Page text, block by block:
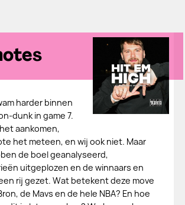
harder binnen
dunk in game 7.
aankomen,
het meteen, en wij ook niet. Maar
de boel geanalyseerd,
uitgeplozen en de winnaars en
rij gezet. Wat betekent deze move
de Mavs en de hele NBA? En hoe